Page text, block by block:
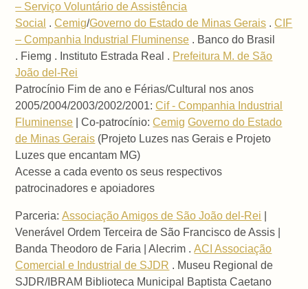
– Serviço Voluntário de Assistência
Social .Cemig/Governo do Estado de Minas Gerais .CIF
– Companhia Industrial Fluminense . Banco do Brasil
. Fiemg . Instituto Estrada Real . Prefeitura M. de São
João del-Rei
Patrocínio Fim de ano e Férias/Cultural nos anos
2005/2004/2003/2002/2001:Cif - Companhia Industrial
Fluminense | Co-patrocínio:Cemig Governo do Estado
de Minas Gerais (Projeto Luzes nas Gerais e Projeto
Luzes que encantam MG)
Acesse a cada evento os seus respectivos
patrocinadores e apoiadores
Parceria:Associação Amigos de São João del-Rei
Venerável Ordem Terceira de São Francisco de Assis |
Banda Theodoro de Faria | Alecrim .ACI Associação
Comercial e Industrial de SJDR . Museu Regional de
SJDR/IBRAM Biblioteca Municipal Baptista Caetano